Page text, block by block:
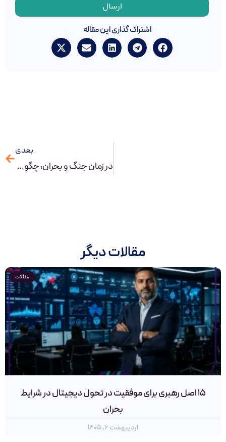
ارسال
اشتراک گذاری این مقاله
بعدی
در زمان جنگ و بحران، چگونه با BPM و BPMS، سازمانی تاب‌آور بسازیم؟
مقالات دیگر
مقالات
۱۵ اصل رهبری برای موفقیت در تحول دیجیتال در شرایط
بحران
اردیبهشت ۶, ۱۴۰۵